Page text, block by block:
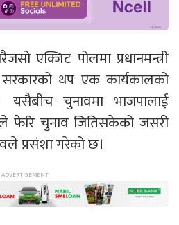
एक्जिट पोलमा प्रधानमन्त्री
सरकारको थप एक कार्यकालको
यसैबीच चुनावमा भाजपालाई
फेरि चुनाव जितिसकेको जसरी
प्रसंशा गरेको छ।